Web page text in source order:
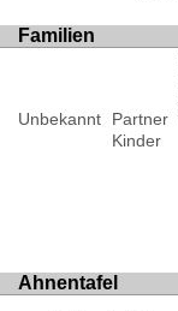
Familien
Unbekannt
Partner
Kinder
Ahnentafel